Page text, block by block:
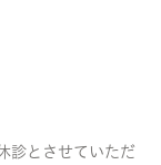
診とさせていただ